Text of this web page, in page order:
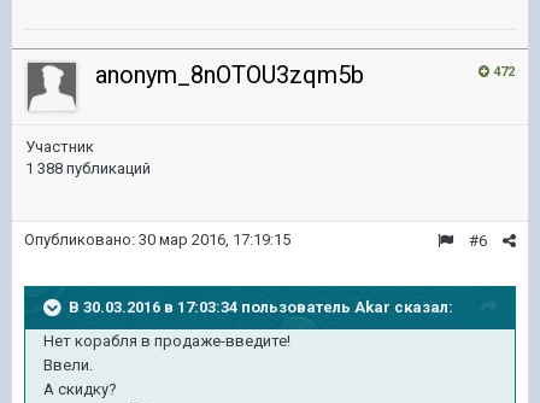
472
anonym_8nOTOU3zqm5b
Участник
1 388 публикаций
#6
Опубликовано: 30 мар 2016, 17:19:15
В 30.03.2016 в 17:03:34 пользователь Akar сказал:
Нет корабля в продаже-введите!
Ввели.
А скидку?